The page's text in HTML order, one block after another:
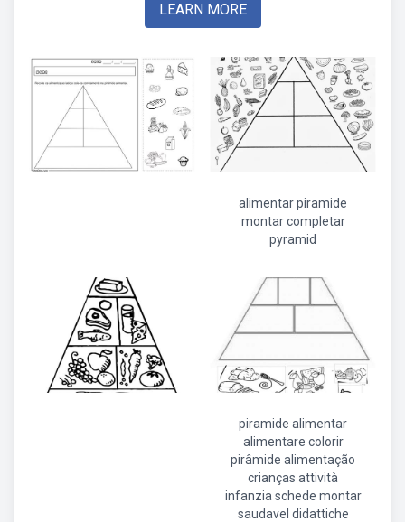
LEARN MORE
alimentar piramide
montar completar
pyramid
piramide alimentar
alimentare colorir
pirâmide alimentação
crianças attività
infanzia schede montar
saudavel didattiche